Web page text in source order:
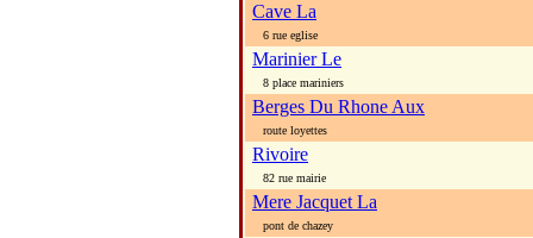
Cave La
6 rue eglise
Marinier Le
8 place mariniers
Berges Du Rhone Aux
route loyettes
Rivoire
82 rue mairie
Mere Jacquet La
pont de chazey